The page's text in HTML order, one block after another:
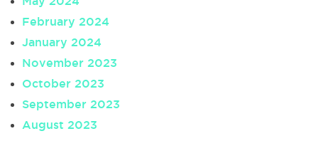
February 2024
January 2024
November 2023
October 2023
September 2023
August 2023